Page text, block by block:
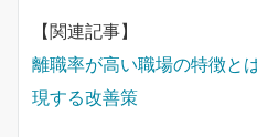
【関連記事】
離職率が高い職場の特徴と
現する改善策